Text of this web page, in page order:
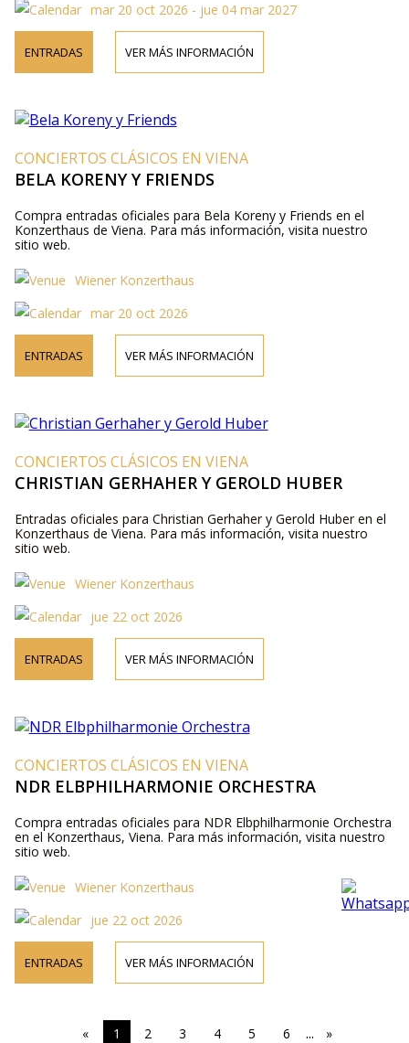
mar 20 oct 2026 - jue 04 mar 2027
ENTRADAS VER MÁS INFORMACIÓN
CONCIERTOS CLÁSICOS EN VIENA
BELA KORENY Y FRIENDS
Compra entradas oficiales para Bela Koreny y Friends en el
Konzerthaus de Viena. Para más información, visita nuestro
sitio web.
Wiener Konzerthaus
mar 20 oct 2026
ENTRADAS VER MÁS INFORMACIÓN
CONCIERTOS CLÁSICOS EN VIENA
CHRISTIAN GERHAHER Y GEROLD HUBER
Entradas oficiales para Christian Gerhaher y Gerold Huber en el
Konzerthaus de Viena. Para más información, visita nuestro
sitio web.
Wiener Konzerthaus
jue 22 oct 2026
ENTRADAS VER MÁS INFORMACIÓN
CONCIERTOS CLÁSICOS EN VIENA
NDR ELBPHILHARMONIE ORCHESTRA
Compra entradas oficiales para NDR Elbphilharmonie Orchestra
en el Konzerthaus, Viena. Para más información, visita nuestro
sitio web.
Wiener Konzerthaus
jue 22 oct 2026
ENTRADAS VER MÁS INFORMACIÓN
« 1 2 3 4 5 6 ... »